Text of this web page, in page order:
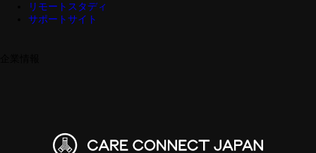
リモートスタディ
サポートサイト